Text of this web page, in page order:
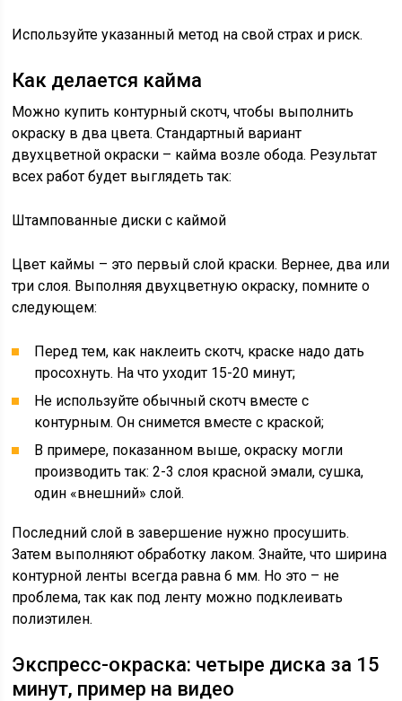
Используйте указанный метод на свой страх и риск.
Как делается кайма
Можно купить контурный скотч, чтобы выполнить
окраску в два цвета. Стандартный вариант
двухцветной окраски – кайма возле обода. Результат
всех работ будет выглядеть так:
Штампованные диски с каймой
Цвет каймы – это первый слой краски. Вернее, два или
три слоя. Выполняя двухцветную окраску, помните о
следующем:
Перед тем, как наклеить скотч, краске надо дать
просохнуть. На что уходит 15-20 минут;
Не используйте обычный скотч вместе с
контурным. Он снимется вместе с краской;
В примере, показанном выше, окраску могли
производить так: 2-3 слоя красной эмали, сушка,
один «внешний» слой.
Последний слой в завершение нужно просушить.
Затем выполняют обработку лаком. Знайте, что ширина
контурной ленты всегда равна 6 мм. Но это – не
проблема, так как под ленту можно подклеивать
полиэтилен.
Экспресс-окраска: четыре диска за 15
минут, пример на видео